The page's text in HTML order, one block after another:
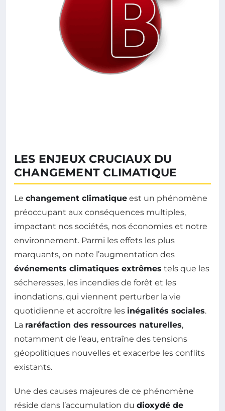
LES ENJEUX CRUCIAUX DU
CHANGEMENT CLIMATIQUE
Le changement climatique est un phénomène
préoccupant aux conséquences multiples,
impactant nos sociétés, nos économies et notre
environnement. Parmi les effets les plus
marquants, on note l’augmentation des
événements climatiques extrêmes tels que les
sécheresses, les incendies de forêt et les
inondations, qui viennent perturber la vie
quotidienne et accroître les inégalités sociales.
La raréfaction des ressources naturelles,
notamment de l’eau, entraîne des tensions
géopolitiques nouvelles et exacerbe les conflits
existants.
Une des causes majeures de ce phénomène
réside dans l’accumulation du dioxydé de